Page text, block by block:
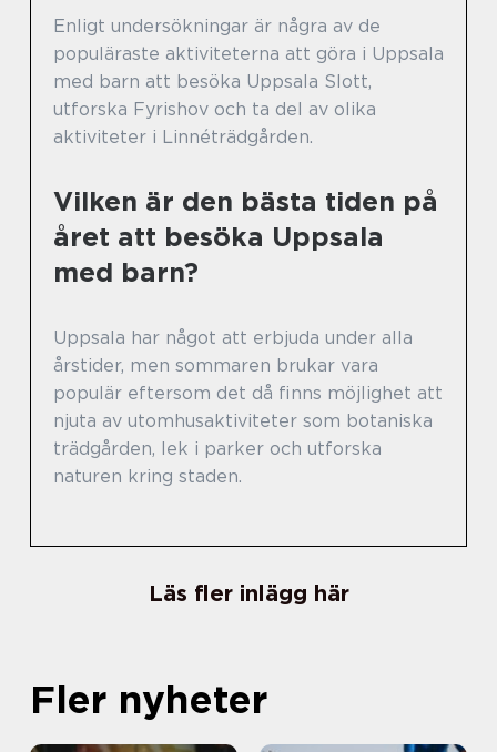
Enligt undersökningar är några av de
populäraste aktiviteterna att göra i Uppsala
med barn att besöka Uppsala Slott,
utforska Fyrishov och ta del av olika
aktiviteter i Linnéträdgården.
Vilken är den bästa tiden på
året att besöka Uppsala
med barn?
Uppsala har något att erbjuda under alla
årstider, men sommaren brukar vara
populär eftersom det då finns möjlighet att
njuta av utomhusaktiviteter som botaniska
trädgården, lek i parker och utforska
naturen kring staden.
Läs fler inlägg här
Fler nyheter